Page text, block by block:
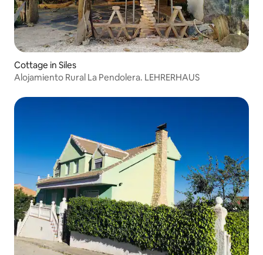
Cottage in Siles
Alojamiento Rural La Pendolera. LEHRERHAUS